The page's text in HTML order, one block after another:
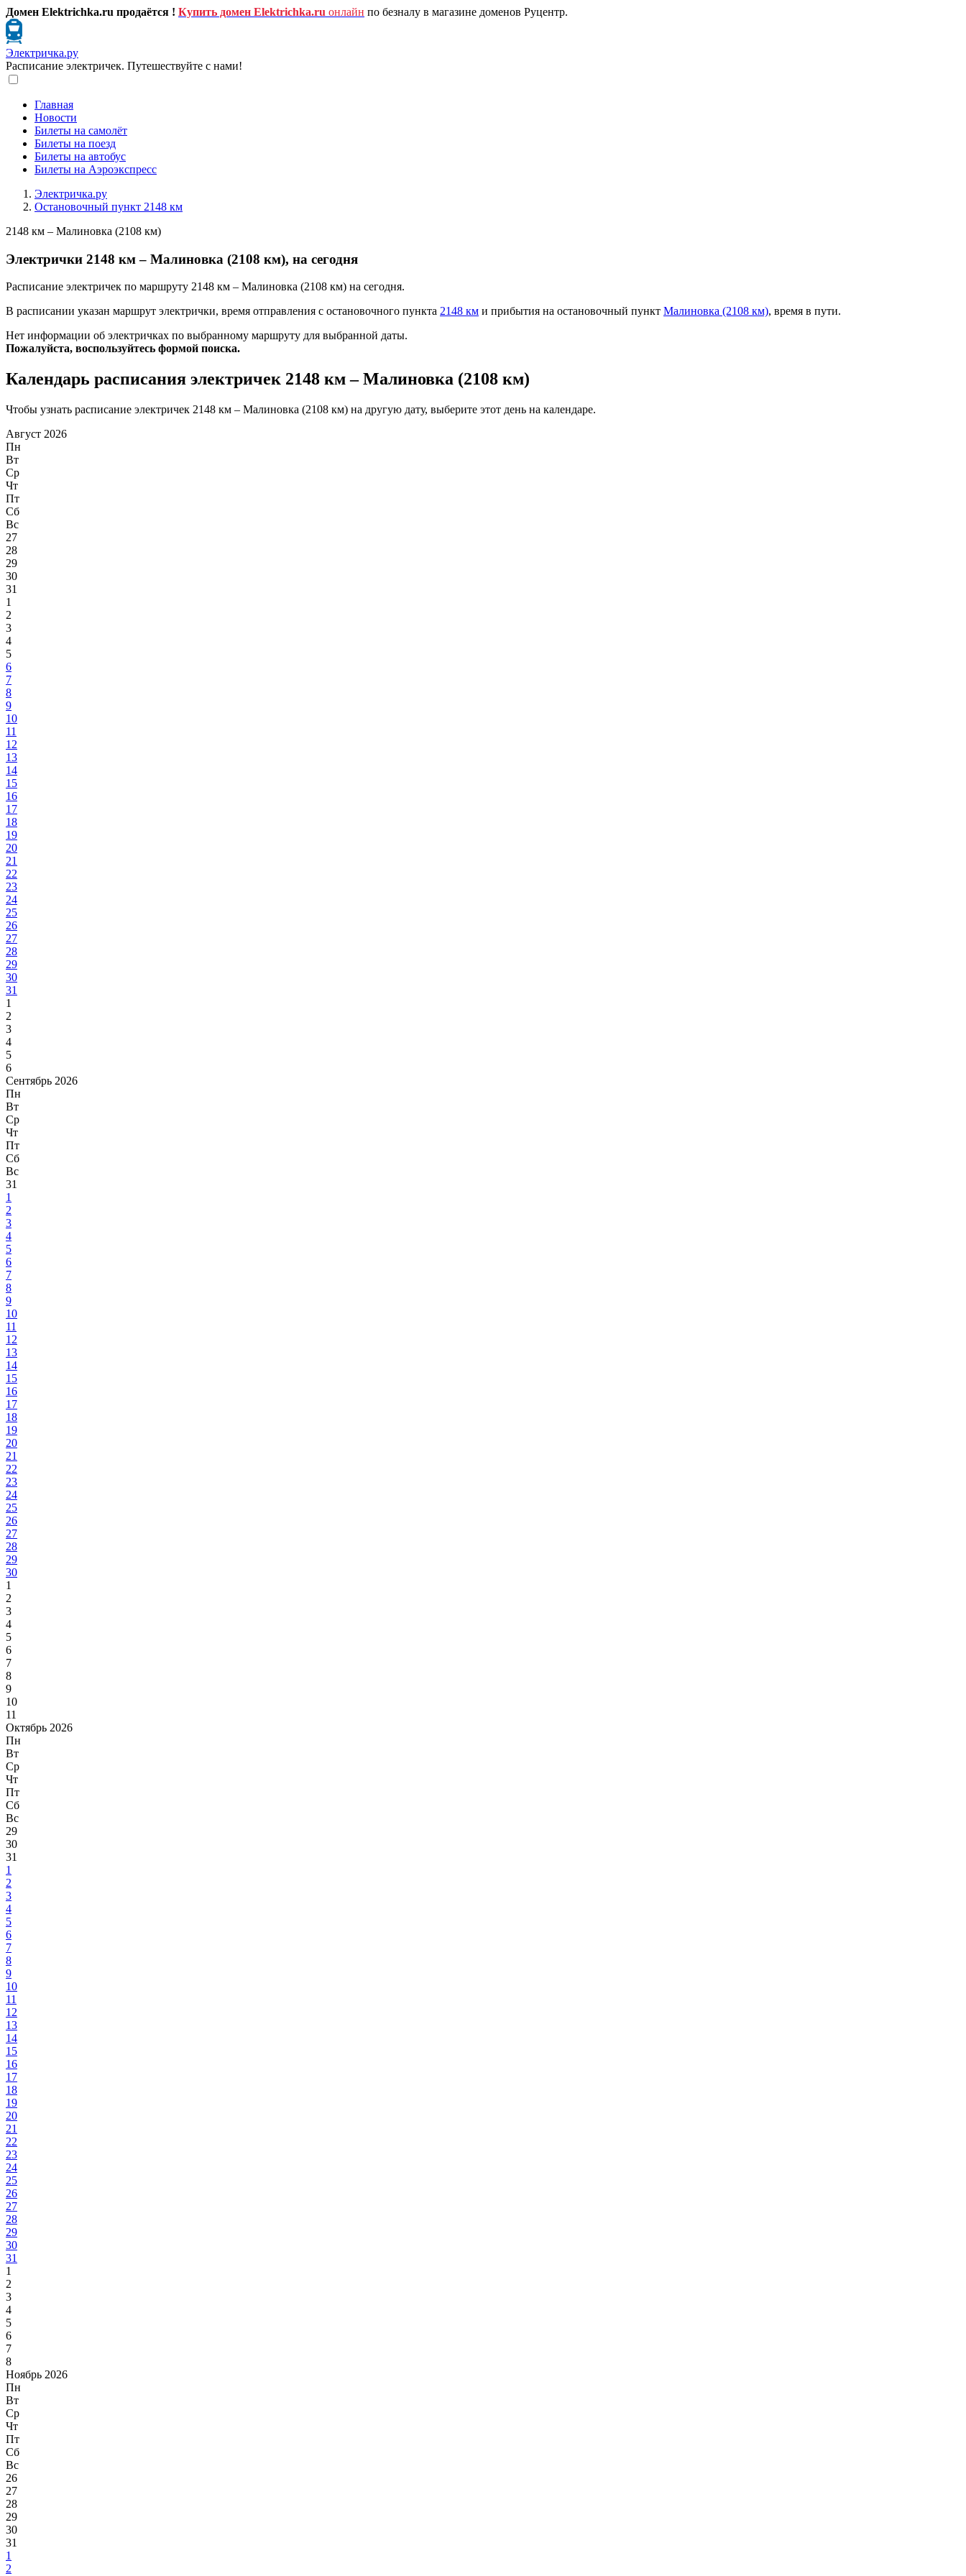
Домен Elektrichka.ru продаётся ! Купить домен Elektrichka.ru онлайн по безналу в магазине доменов Руцентр.
Электричка.ру
Расписание электричек. Путешествуйте с нами!
Главная
Новости
Билеты на самолёт
Билеты на поезд
Билеты на автобус
Билеты на Аэроэкспресс
Электричка.ру
Остановочный пункт 2148 км
2148 км – Малиновка (2108 км)
Электрички 2148 км – Малиновка (2108 км), на сегодня
Расписание электричек по маршруту 2148 км – Малиновка (2108 км) на сегодня.
В расписании указан маршрут электрички, время отправления с остановочного пункта 2148 км и прибытия на остановочный пункт Малиновка (2108 км), время в пути.
Нет информации об электричках по выбранному маршруту для выбранной даты.
Пожалуйста, воспользуйтесь формой поиска.
Календарь расписания электричек 2148 км – Малиновка (2108 км)
Чтобы узнать расписание электричек 2148 км – Малиновка (2108 км) на другую дату, выберите этот день на календаре.
Август 2026
Пн
Вт
Ср
Чт
Пт
Сб
Вс
27
28
29
30
31
1
2
3
4
5
6
7
8
9
10
11
12
13
14
15
16
17
18
19
20
21
22
23
24
25
26
27
28
29
30
31
1
2
3
4
5
6
Сентябрь 2026
Пн
Вт
Ср
Чт
Пт
Сб
Вс
31
1
2
3
4
5
6
7
8
9
10
11
12
13
14
15
16
17
18
19
20
21
22
23
24
25
26
27
28
29
30
1
2
3
4
5
6
7
8
9
10
11
Октябрь 2026
Пн
Вт
Ср
Чт
Пт
Сб
Вс
29
30
31
1
2
3
4
5
6
7
8
9
10
11
12
13
14
15
16
17
18
19
20
21
22
23
24
25
26
27
28
29
30
31
1
2
3
4
5
6
7
8
Ноябрь 2026
Пн
Вт
Ср
Чт
Пт
Сб
Вс
26
27
28
29
30
31
1
2